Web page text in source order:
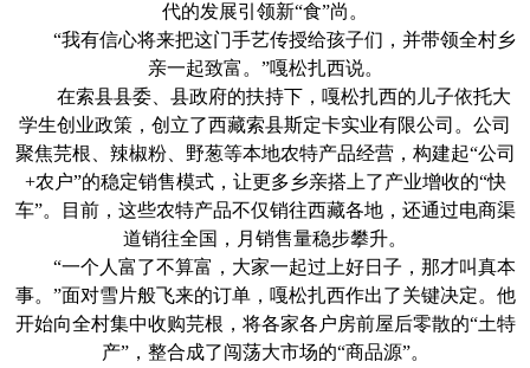
代的发展引领新“食”尚。
“我有信心将来把这门手艺传授给孩子们，并带领全村乡
亲一起致富。”嘎松扎西说。
在索县县委、县政府的扶持下，嘎松扎西的儿子依托大
学生创业政策，创立了西藏索县斯定卡实业有限公司。公司
聚焦芫根、辣椒粉、野葱等本地农特产品经营，构建起“公司
+农户”的稳定销售模式，让更多乡亲搭上了产业增收的“快
车”。目前，这些农特产品不仅销往西藏各地，还通过电商渠
道销往全国，月销售量稳步攀升。
“一个人富了不算富，大家一起过上好日子，那才叫真本
事。”面对雪片般飞来的订单，嘎松扎西作出了关键决定。他
开始向全村集中收购芫根，将各家各户房前屋后零散的“土特
产”，整合成了闯荡大市场的“商品源”。